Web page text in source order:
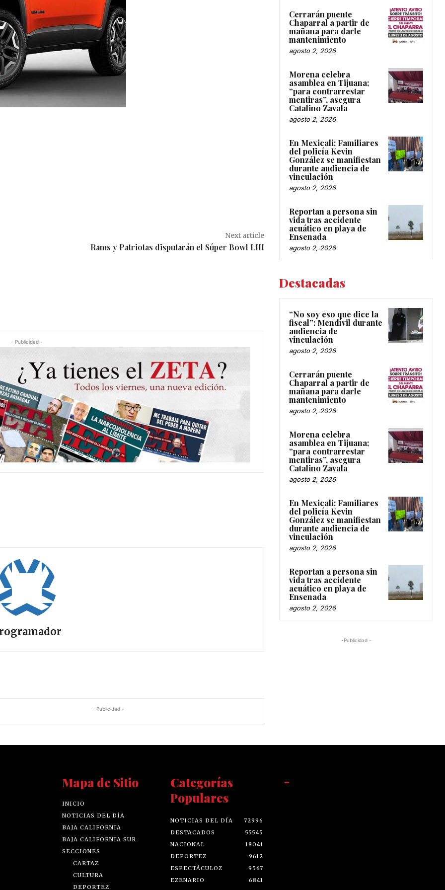
Next article
Rams y Patriotas disputarán el Súper Bowl LIII
- Publicidad -
- Publicidad -
Cerrarán puente
Chaparral a partir de
mañana para darle
mantenimiento
agosto 2, 2026
Morena celebra
asamblea en Tijuana;
“para contrarrestar
mentiras”, asegura
Catalino Zavala
agosto 2, 2026
En Mexicali: Familiares
del policía Kevin
González se manifiestan
durante audiencia de
vinculación
agosto 2, 2026
Reportan a persona sin
vida tras accidente
acuático en playa de
Ensenada
agosto 2, 2026
Destacadas
“No soy eso que dice la
fiscal”: Mendívil durante
audiencia de
vinculación
agosto 2, 2026
Cerrarán puente
Chaparral a partir de
mañana para darle
mantenimiento
agosto 2, 2026
Morena celebra
asamblea en Tijuana;
“para contrarrestar
mentiras”, asegura
Catalino Zavala
agosto 2, 2026
En Mexicali: Familiares
del policía Kevin
González se manifiestan
durante audiencia de
vinculación
agosto 2, 2026
Reportan a persona sin
vida tras accidente
acuático en playa de
Ensenada
agosto 2, 2026
-Publicidad -
Mapa de Sitio
INICIO
NOTICIAS DEL DÍA
BAJA CALIFORNIA
BAJA CALIFORNIA SUR
SECCIONES
CARTAZ
CULTURA
DEPORTEZ
Categorías
Populares
NOTICIAS DEL DÍA
72996
DESTACADOS
55545
NACIONAL
18041
DEPORTEZ
9612
ESPECTÁCULOZ
9567
EZENARIO
6841
-